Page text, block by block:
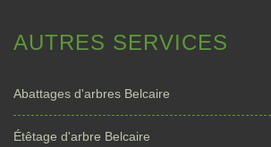
AUTRES SERVICES
Abattages d'arbres Belcaire
Étêtage d'arbre Belcaire